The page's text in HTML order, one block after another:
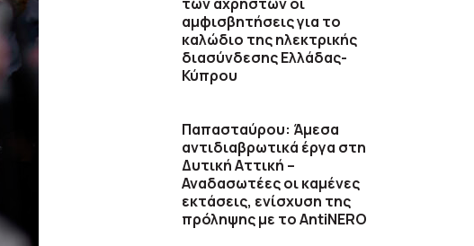
αμφισβητήσεις για το
καλώδιο της ηλεκτρικής
διασύνδεσης Ελλάδας-
Κύπρου
Παπασταύρου: Άμεσα
αντιδιαβρωτικά έργα στη
Δυτική Αττική –
Αναδασωτέες οι καμένες
εκτάσεις, ενίσχυση της
πρόληψης με το AntiNERO